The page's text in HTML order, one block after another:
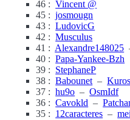
46 :Vincent @
45 :josmougn
43 :LudovicG
42 :Musculus
41 : Alexandre148025
40 :Papa-Yankee-Bzh
39 : StephaneP
38 :Babounet –
37 :hu9o –OsmIdf
36 :Cavokld –
35 : 12caracteres –